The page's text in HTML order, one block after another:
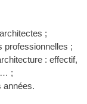
;
professionnelles ;
: effectif,
;
années.